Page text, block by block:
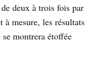
deux à trois fois par
à mesure, les résultats
montrera étoffée